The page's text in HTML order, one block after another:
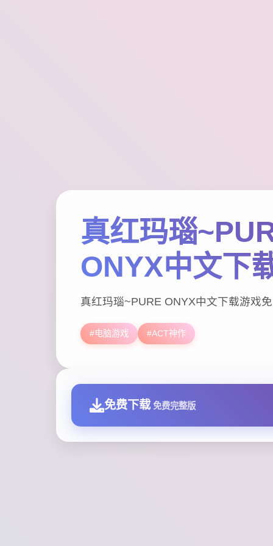
真红玛瑙
ONYX中文下
真红玛瑙~PURE ONYX中文下载游戏
#电脑游戏 #ACT神作
免费下载 免费完整版